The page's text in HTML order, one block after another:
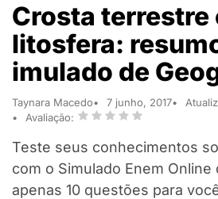
Crosta terrestre
litosfera:
imulado de
Taynara Macedo 7 junho, 2017
Avaliação:
Teste seus conhecimentos
com o Simulado Enem Online
apenas 10 questões para